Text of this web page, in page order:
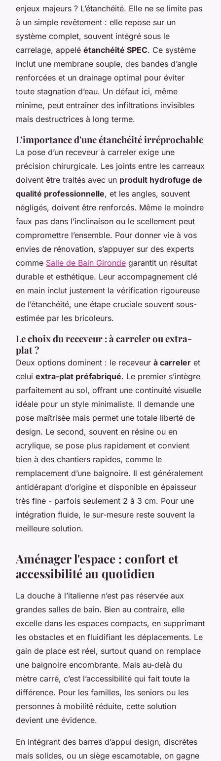
enjeux majeurs ? L’étanchéité. Elle ne se limite pas
à un simple revêtement : elle repose sur un
système complet, souvent intégré sous le
carrelage, appelé étanchéité SPEC. Ce système
inclut une membrane souple, des bandes d’angle
renforcées et un drainage optimal pour éviter
toute stagnation d’eau. Un défaut ici, même
minime, peut entraîner des infiltrations invisibles
mais destructrices à long terme.
L'importance d'une étanchéité irréprochable
La pose d’un receveur à carreler exige une
précision chirurgicale. Les joints entre les carreaux
doivent être traités avec un produit hydrofuge de
qualité professionnelle, et les angles, souvent
négligés, doivent être renforcés. Même le moindre
faux pas dans l’inclinaison ou le scellement peut
compromettre l’ensemble. Pour donner vie à vos
envies de rénovation, s’appuyer sur des experts
comme Salle de Bain Gironde garantit un résultat
durable et esthétique. Leur accompagnement clé
en main inclut justement la vérification rigoureuse
de l’étanchéité, une étape cruciale souvent sous-
estimée par les bricoleurs.
Le choix du receveur : à carreler ou extra-
plat ?
Deux options dominent : le receveur à carreler et
celui extra-plat préfabriqué. Le premier s’intègre
parfaitement au sol, offrant une continuité visuelle
idéale pour un style minimaliste. Il demande une
pose maîtrisée mais permet une totale liberté de
design. Le second, souvent en résine ou en
acrylique, se pose plus rapidement et convient
bien à des chantiers rapides, comme le
remplacement d’une baignoire. Il est généralement
antidérapant d’origine et disponible en épaisseur
très fine - parfois seulement 2 à 3 cm. Pour une
intégration fluide, le sur-mesure reste souvent la
meilleure solution.
Aménager l'espace : confort et
accessibilité au quotidien
La douche à l’italienne n’est pas réservée aux
grandes salles de bain. Bien au contraire, elle
excelle dans les espaces compacts, en supprimant
les obstacles et en fluidifiant les déplacements. Le
gain de place est réel, surtout quand on remplace
une baignoire encombrante. Mais au-delà du
mètre carré, c’est l’accessibilité qui fait toute la
différence. Pour les familles, les seniors ou les
personnes à mobilité réduite, cette solution
devient une évidence.
En intégrant des barres d’appui design, discrètes
mais solides, ou un siège escamotable, on gagne